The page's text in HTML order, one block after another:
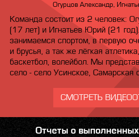
Огурцов Александр,
Команда состоит из 2 человек:
(17 лет) и Игнатьев Юрий (21
занимаемся спортом, в первую
и брусья, а так же лёгкая
баскетбол, волейбол. Мы
село - село Усинское, Самарская
СМОТРЕТЬ
Отчеты о